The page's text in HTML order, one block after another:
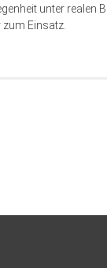
unter realen
Einsatz.